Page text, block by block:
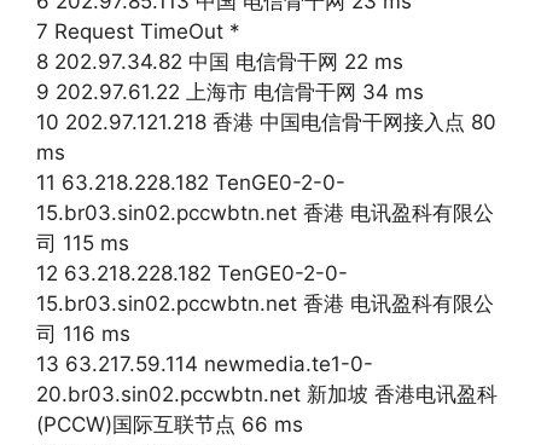
7 Request TimeOut *
8 202.97.34.82 中国 电信骨干网 22 ms
9 202.97.61.22 上海市 电信骨干网 34 ms
10 202.97.121.218 香港 中国电信骨干网接入点 80
ms
11 63.218.228.182 TenGE0-2-0-
15.br03.sin02.pccwbtn.net 香港 电讯盈科有限公
司 115 ms
12 63.218.228.182 TenGE0-2-0-
15.br03.sin02.pccwbtn.net 香港 电讯盈科有限公
司 116 ms
13 63.217.59.114 newmedia.te1-0-
20.br03.sin02.pccwbtn.net 新加坡 香港电讯盈科
(PCCW)国际互联节点 66 ms